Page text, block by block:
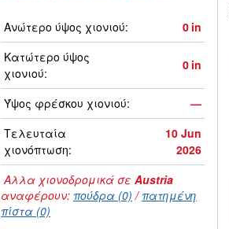
Ανώτερο ύψος χιονιού: 0 in
Κατώτερο ύψος
χιονιού:
0 in
Ύψος φρέσκου χιονιού:
—
Τελευταία
χιονόπτωση:
10 Jun
2026
Αλλα χιονοδρομικά σε Austria
αναφέρουν: πούδρα (0) /πατημένη
πίστα (0)